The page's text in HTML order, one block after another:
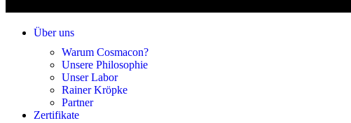
Über uns
Warum Cosmacon?
Unsere Philosophie
Unser Labor
Rainer Kröpke
Partner
Zertifikate